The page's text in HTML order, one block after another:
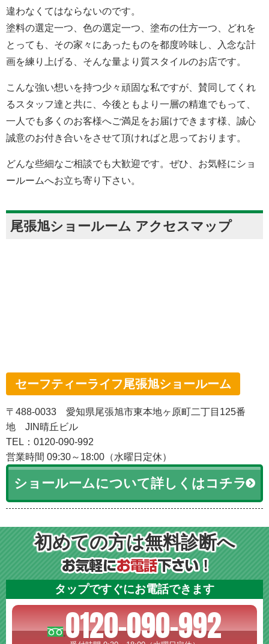
違わなくてはならないのです。
塗料の選定一つ、色の選定一つ、塗布の仕方一つ、どれを
とっても、その家々にあったものを都度吟味し、入念な計
画を練り上げる、そんな量より質スタイルのお店です。
こんな強い想いを持つ少々頑固な私ですが、賛同してくれ
るスタッフ達と共に、今後ともより一層の精進でもって、
一人でも多くのお客様へご満足をお届けできます様、誠心
誠意のお付き合いをさせて頂ければと思っております。
どんな些細なご相談でも大歓迎です。ぜひ、お気軽にショ
ールームへお立ち寄り下さい。
尾張旭ショールーム アクセスマップ
セーフティーライフ尾張旭ショールーム
〒488-0033 愛知県尾張旭市東本地ヶ原町二丁目125番
地 JIN晴丘ビル
TEL：0120-090-992
営業時間 09:30～18:00（水曜日定休）
ショールームについて詳しくはコチラ
初めての方は無料診断へ
タップですぐにお電話できます
0120-090-992